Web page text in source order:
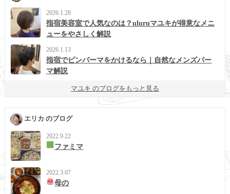
2026.1.28
指宿美容室で人気なのは？uluruマユキが得意なメニ
ューをやさしく解説
2026.1.13
指宿でピンパーマをかけるなら｜自然なメンズパー
マ解説
マユキ のブログをもっと見る
エリカ のブログ
2022.9.22
ファミマ
2022.3.07
母の